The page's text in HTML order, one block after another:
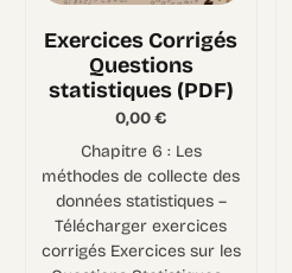
Exercices Corrigés
Questions
statistiques (PDF)
0,00€
Chapitre 6 : Les
méthodes de collecte des
données statistiques –
Télécharger exercices
corrigés Exercices sur les